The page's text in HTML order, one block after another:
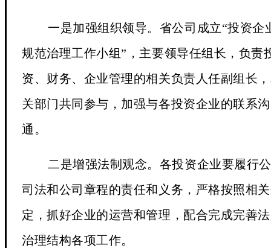
一是加强组织领导。省公司成立“投资企
规范治理工作小组”，主要领导任组长，负责
资、财务、企业管理的相关负责人任副组长
关部门共同参与，加强与各投资企业的联系沟
通。
二是增强法制观念。各投资企业要履行公
司法和公司章程的责任和义务，严格按照相
定，抓好企业的运营和管理，配合完成完善
治理结构各项工作。